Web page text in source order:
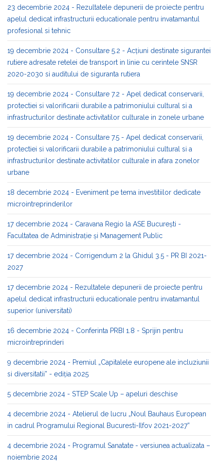
23 decembrie 2024 - Rezultatele depunerii de proiecte pentru
apelul dedicat infrastructurii educationale pentru invatamantul
profesional si tehnic
19 decembrie 2024 - Consultare 5.2 - Acțiuni destinate sigurantei
rutiere adresate retelei de transport in linie cu cerintele SNSR
2020-2030 si auditului de siguranta rutiera
19 decembrie 2024 - Consultare 7.2 - Apel dedicat conservarii,
protectiei si valorificarii durabile a patrimoniului cultural si a
infrastructurilor destinate activitatilor culturale in zonele urbane
19 decembrie 2024 - Consultare 7.5 - Apel dedicat conservarii,
protectiei si valorificarii durabile a patrimoniului cultural si a
infrastructurilor destinate activitatilor culturale in afara zonelor
urbane
18 decembrie 2024 - Eveniment pe tema investitiilor dedicate
microintreprinderilor
17 decembrie 2024 - Caravana Regio la ASE București -
Facultatea de Administrație și Management Public​
17 decembrie 2024 - Corrigendum 2 la Ghidul 3.5 - PR BI 2021-
2027
17 decembrie 2024 - Rezultatele depunerii de proiecte pentru
apelul dedicat infrastructurii educationale pentru invatamantul
superior (universitati)
16 decembrie 2024 - Conferinta PRBI 1.8 - Sprijin pentru
microintreprinderi
9 decembrie 2024 - Premiul „Capitalele europene ale incluziunii
si diversitatii” - ediția 2025
5 decembrie 2024 - STEP Scale Up – apeluri deschise
4 decembrie 2024 - Atelierul de lucru „Noul Bauhaus European
in cadrul Programului Regional Bucuresti-Ilfov 2021-2027”
4 decembrie 2024 - Programul Sanatate - versiunea actualizata –
noiembrie 2024